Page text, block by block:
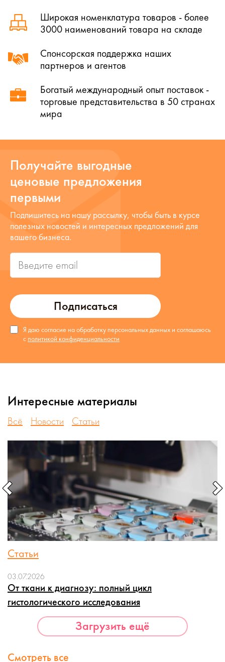
Широкая номенклатура товаров - более
3000 наименований товара на складе
Спонсорская поддержка наших
партнеров и агентов
Богатый международный опыт поставок -
торговые представительства в 50 странах
мира
Получайте выгодные
ценовые предложения
первыми
Подписаться
Я даю согласие на обработку персональных данных и соглашаюсь
с политикой конфиденциальности
Подпишитесь на нашу рассылку, чтобы быть в курсе
полезных новостей и интересных предложений для
вашего бизнеса.
Интересные материалы
Всё Новости Статьи
Статьи
03.07.2026
От ткани к диагнозу: полный цикл
гистологического исследования
Загрузить ещё
Смотреть все